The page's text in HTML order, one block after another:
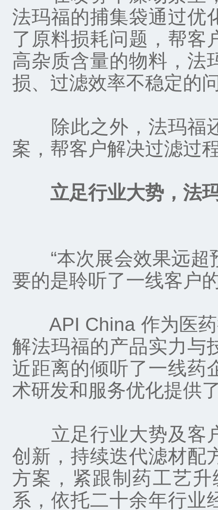
法玛福的捕集袋通过优
了原料损耗问题，帮客
高杂质含量的物料，法
损、过滤效率不稳定的
除此之外，法玛福还
案，帮客户解决过滤过
立足行业大势，法
“本次展会效果远超
要的是聆听了一线客户
API China 作为医药
解法玛福的产品实力与
近距离的倾听了一线药
术研发和服务优化提供
立足行业大势及客户
创新，持续迭代滤材配
方案，紧跟制药工艺
系，依托二十余年行业